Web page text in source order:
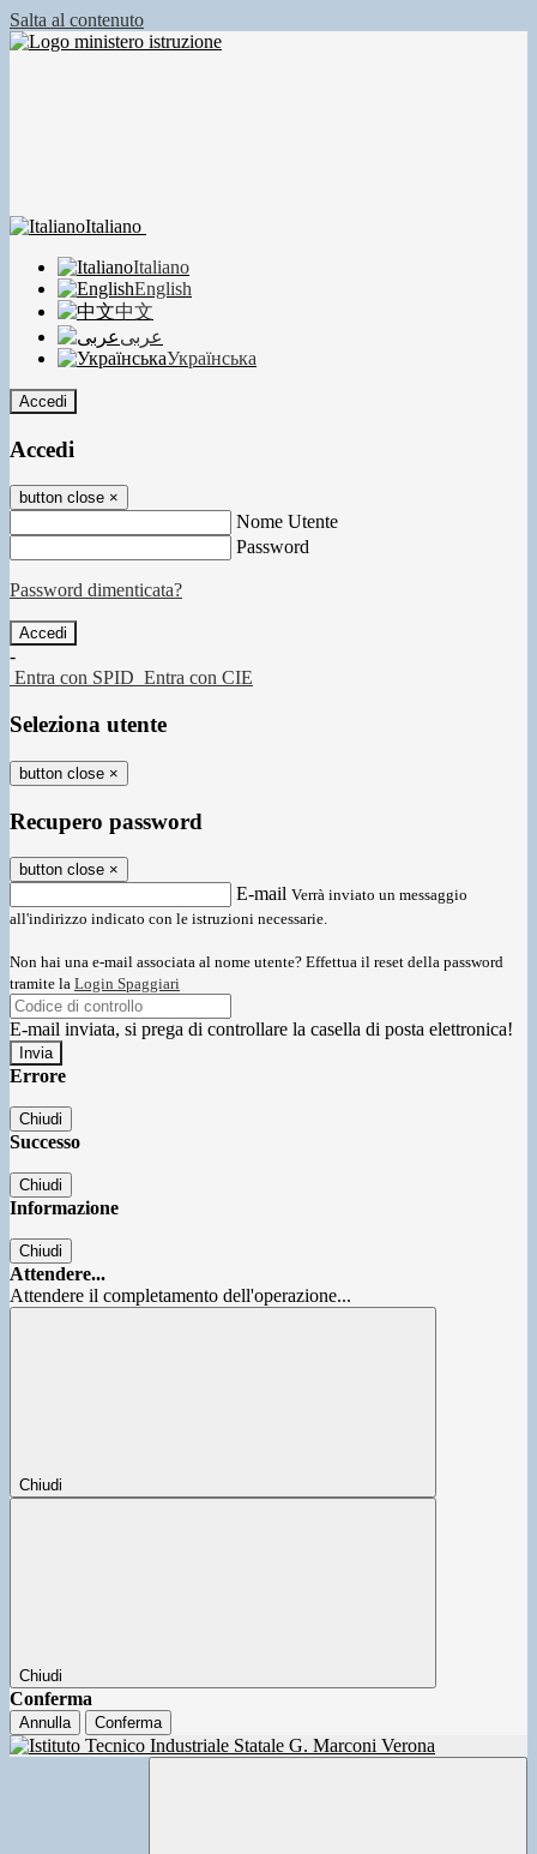
Salta al contenuto
Italiano
Italiano
English
中文
عربى
Українська
Accedi
Accedi
button close ×
Nome Utente
Password
Password dimenticata?
-
Entra con SPID Entra con CIE
Seleziona utente
button close ×
Recupero password
button close ×
E-mail Verrà inviato un messaggio
all'indirizzo indicato con le istruzioni necessarie.
Non hai una e-mail associata al nome utente? Effettua il reset della password
tramite la Login Spaggiari
E-mail inviata, si prega di controllare la casella di posta elettronica!
Errore
Chiudi
Successo
Chiudi
Informazione
Chiudi
Attendere...
Attendere il completamento dell'operazione...
Chiudi
Chiudi
Conferma
Annulla Conferma